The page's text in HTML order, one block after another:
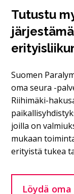
Tutustu
Suomen
oma seura -
Riihimäki-
joilla on
mukaan
erityistä tukea
Löydä